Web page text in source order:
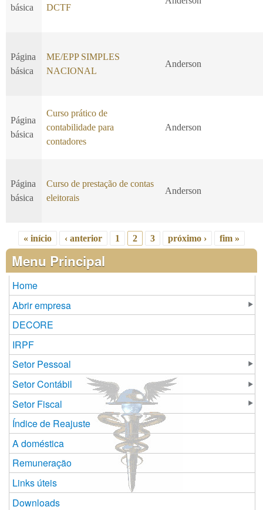
básica DCTF
Página
básica
ME/EPP SIMPLES
NACIONAL
Anderson
Página
básica
Curso prático de
contabilidade para
contadores
Anderson
Página
básica
Curso de prestação de contas
eleitorais
Anderson
Páginas
« início ‹ anterior 1 2 3 próximo › fim »
Menu Principal
Home
Abrir empresa
DECORE
IRPF
Setor Pessoal
Setor Contábil
Setor Fiscal
Índice de Reajuste
A doméstica
Remuneração
Links úteis
Downloads